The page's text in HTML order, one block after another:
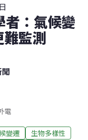
者：氣候變
監測
電
變遷
生物多樣性